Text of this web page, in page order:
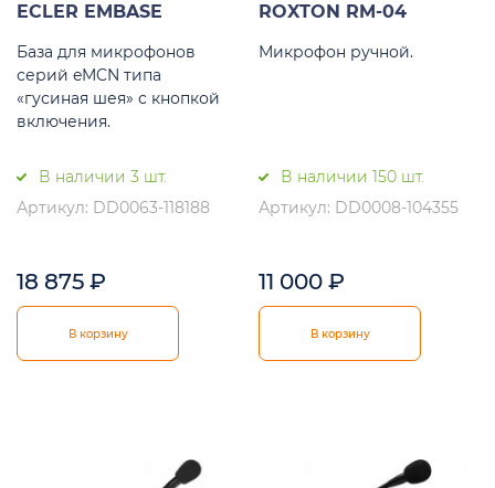
ECLER EMBASE
База для микрофонов
серий eMCN типа
«гусиная шея» с кнопкой
включения.
В наличии 3 шт.
Артикул: DD0063-118188
18 875 ₽
В корзину
ROXTON RM-04
Микрофон ручной.
В наличии 150 шт.
Артикул: DD0008-104355
11 000 ₽
В корзину